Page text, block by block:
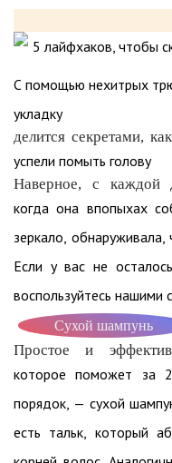
С помощью нехитрых
укладку
делится секретами,
успели помыть голову
Наверное, с каждой
когда она впопыхах
зеркало,
Если у вас не
воспользуйтесь нашими
Сухой шампунь
Простое и
которое поможет за
порядок, — сухой
есть тальк, который